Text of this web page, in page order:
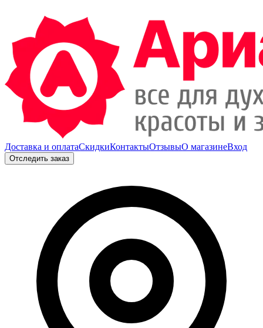
Доставка и оплатаСкидкиКонтактыОтзывыО магазинеВход
Отследить заказ